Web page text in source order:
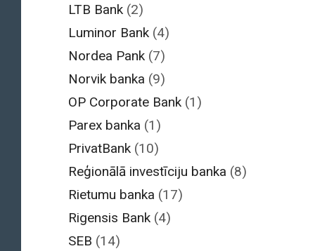
LTB Bank (2)
Luminor Bank (4)
Nordea Pank (7)
Norvik banka (9)
OP Corporate Bank (1)
Parex banka (1)
PrivatBank (10)
Reģionālā investīciju banka (8)
Rietumu banka (17)
Rigensis Bank (4)
SEB (14)